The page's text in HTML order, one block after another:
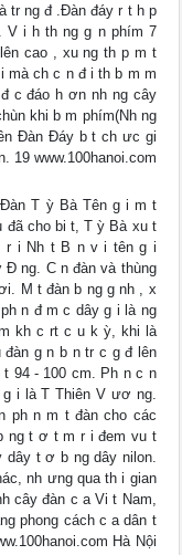
tr ng đ .Đàn đáy r t h p
V i h th ng g n phím 7
cao , xu ng th p m t
mà ch c n đ i th b m m
c đáo h ơn nh ng cây
khi b m phím(Nh ng
Đàn Đáy b t ch ưc gi
19 www.100hanoi.com
Đàn T ỳ Bà Tên g i m t
đã cho bi t, T ỳ Bà xu t
r i Nh t B n v i tên g i
ng. C n đàn và thùng
M t đàn b ng g nh , x
n đ m c dây g i là ng
kh c rt c u k ỳ, khi là
g n b n tr c g đ lên
94 - 100 cm. Ph n c n
i là T Thiên V ươ ng.
ph n m t đàn cho các
ng t ơ t m r i đem vu t
dây t ơ b ng dây nilon.
nh ưng qua th i gian
cây đàn c a Vi t Nam,
phong cách c a dân t
Hà Nội